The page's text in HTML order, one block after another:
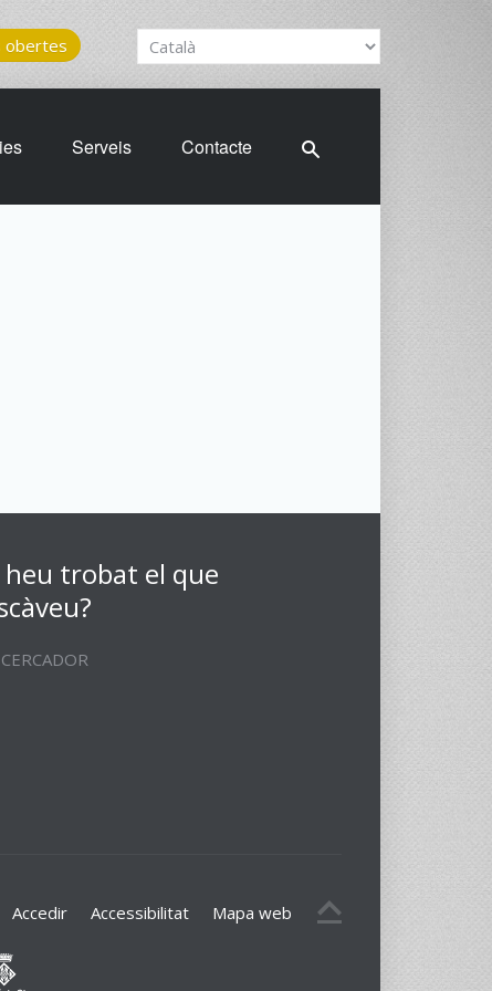
obertes
Serveis Contacte
heu trobat el que
CERCADOR
Accedir Accessibilitat Mapa web